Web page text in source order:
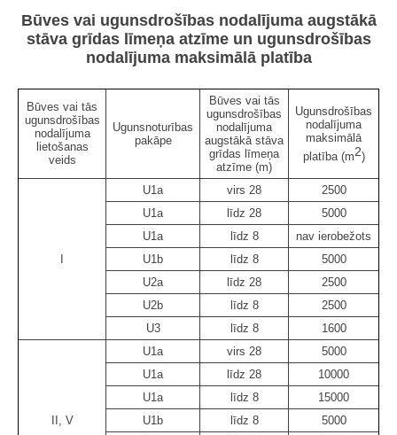
Būves vai ugunsdrošības nodalījuma augstākā
stāva grīdas līmeņa atzīme un ugunsdrošības
nodalījuma maksimālā platība
Būves vai tās
ugunsdrošības
nodalījuma
lietošanas
veids
Ugunsnoturības
pakāpe
Būves vai tās
ugunsdrošības
nodalījuma
augstākā stāva
grīdas līmeņa
atzīme (m)
Ugunsdrošības
nodalījuma
maksimālā
platība (m2)
I
U1a virs 28
2500
U1a
līdz 28
5000
U1a
līdz 8
nav ierobežots
U1b
līdz 8
5000
U2a
līdz 28
2500
U2b
līdz 8
2500
U3
līdz 8 1600
II, V
U1a virs 28
5000
U1a
līdz 28
10000
U1a
līdz 8
15000
U1b
līdz 8
5000